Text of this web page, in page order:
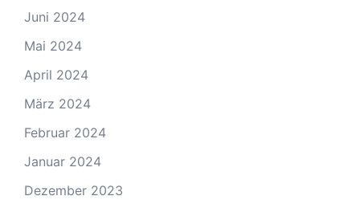
Juni 2024
Mai 2024
April 2024
März 2024
Februar 2024
Januar 2024
Dezember 2023